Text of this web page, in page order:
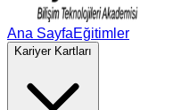
Ana SayfaEğitimler
Kariyer Kartları